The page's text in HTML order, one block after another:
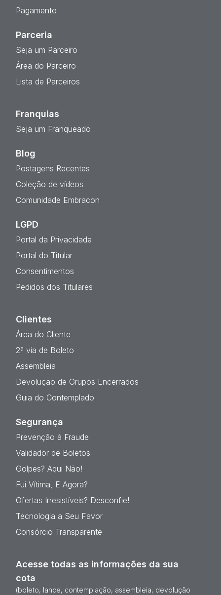
Pagamento
Parceria
Seja um Parceiro
Área do Parceiro
Lista de Parceiros
Franquias
Seja um Franqueado
Blog
Postagens Recentes
Coleção de vídeos
Comunidade Embracon
LGPD
Portal da Privacidade
Portal do Titular
Consentimentos
Pedidos dos Titulares
Clientes
Área do Cliente
2ª via de Boleto
Assembleia
Devolução de Grupos Encerrados
Guia do Contemplado
Segurança
Prevenção à Fraude
Validador de Boletos
Golpes? Aqui Não!
Fui Vítima, E Agora?
Ofertas Irresistíveis? Desconfie!
Tecnologia a Seu Favor
Consórcio Transparente
Acesse todas as informações da sua
cota
(boleto, lance, contemplação, assembleia, devolução